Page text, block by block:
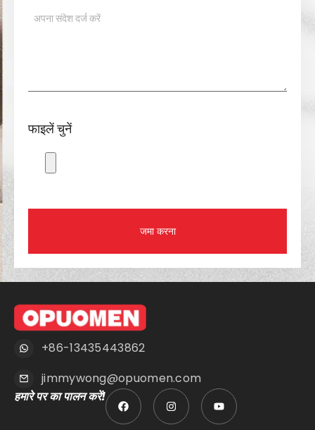
फाइलें चुनें
जमा करना
+86-13435443862
jimmywong@opuomen.com
हमारे पर का पालन करें!